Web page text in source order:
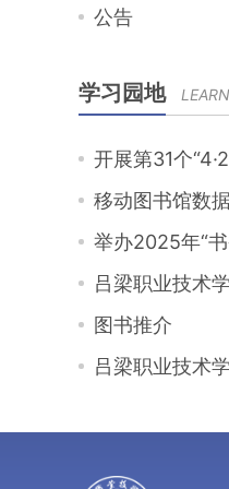
公告
学习园地
开展第31个
移动图书馆数
举办2025年“
吕梁职业技术
图书推介
吕梁职业技术